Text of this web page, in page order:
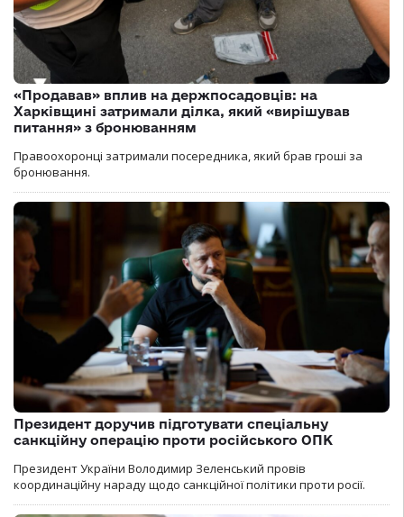
«Продавав» вплив на держпосадовців: на
Харківщині затримали ділка, який «вирішував
питання» з бронюванням
Правоохоронці затримали посередника, який брав гроші за
бронювання.
Президент доручив підготувати спеціальну
санкційну операцію проти російського ОПК
Президент України Володимир Зеленський провів
координаційну нараду щодо санкційної політики проти росії.